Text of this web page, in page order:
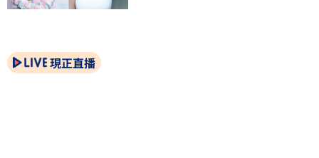
現正直播